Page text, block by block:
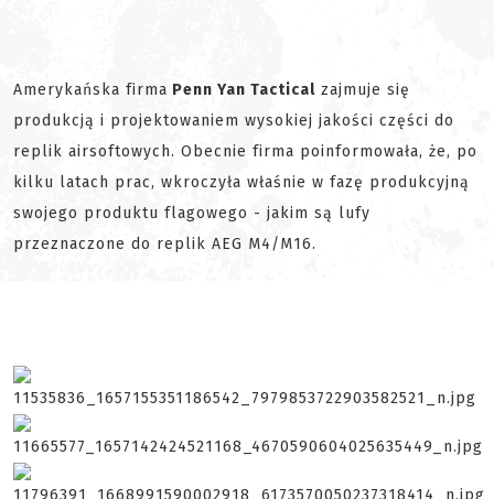
Amerykańska firma Penn Yan Tactical zajmuje się
produkcją i projektowaniem wysokiej jakości części do
replik airsoftowych. Obecnie firma poinformowała, że, po
kilku latach prac, wkroczyła właśnie w fazę produkcyjną
swojego produktu flagowego - jakim są lufy
przeznaczone do replik AEG M4/M16.